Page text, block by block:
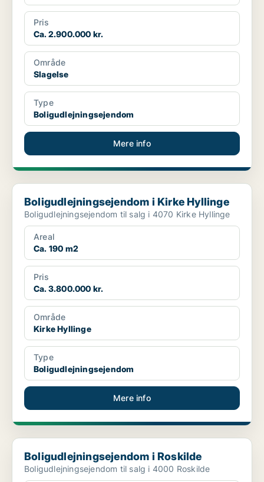
Pris
Ca. 2.900.000 kr.
Område
Slagelse
Type
Boligudlejningsejendom
Mere info
Boligudlejningsejendom i Kirke Hyllinge
Boligudlejningsejendom i Kirke Hyllinge
Boligudlejningsejendom til salg i 4070 Kirke Hyllinge
Areal
Ca. 190 m2
Pris
Ca. 3.800.000 kr.
Område
Kirke Hyllinge
Type
Boligudlejningsejendom
Mere info
Boligudlejningsejendom i Roskilde
Boligudlejningsejendom i Roskilde
Boligudlejningsejendom til salg i 4000 Roskilde